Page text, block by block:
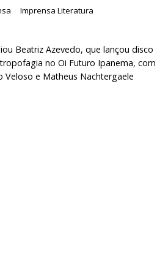
Imprensa Literatura
Beatriz Azevedo, que lançou disco
no Oi Futuro Ipanema, com
e Matheus Nachtergaele